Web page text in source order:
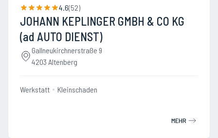
4.6(52)
JOHANN KEPLINGER GMBH & CO KG
(ad AUTO DIENST)
Gallneukirchnerstraße 9
4203 Altenberg
Werkstatt Kleinschaden
MEHR